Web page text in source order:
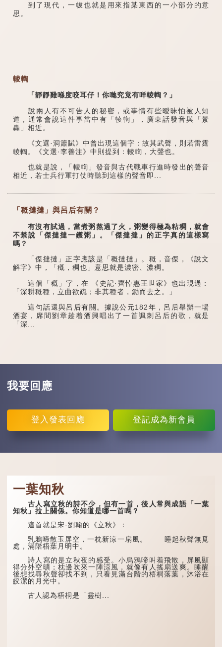
到了現代，一帗也就是用來指某東西的一小部分的意
思。
輘輷
「靜靜雞喺度咬耳仔！你哋究竟有咩輘輷？」
說兩人有不可告人的秘密，或事情有些曖昧怕被人知
道，通常會說這件事當中有「輘輷」，廣東話發音與「景
轟」相近。
《文選·洞簫賦》中曾出現這個字：故其武聲，則若雷霆
輘輷。《文選·李善注》中則提到：輘輷，大聲也。
也就是說，「輘輷」發音與古代戰車行進時發出的聲音
相近，若士兵行軍打仗時聽到這樣的聲音即...
「穊撻撻」與呂后有關？
有沒有試過，當煮粥熬過了火，粥變得極為粘稠，就會
不禁說「傑撻撻一鑊粥」。「傑撻撻」的正字真的這樣寫
嗎？
「傑撻撻」正字應該是「穊撻撻」。穊，音傑，《說文
解字》中，「穊，稠也」意思就是濃密、濃稠。
這個「穊」字，在 《史記·齊悼惠王世家》也出現過：
「深耕穊種，立曲欲疏；非其種者，鋤而去之。」
這句話還與呂后有關。據說公元182年，呂后舉辦一場
酒宴，席間劉章趁着酒興唱出了一首諷刺呂后的歌，就是
「深...
我要回應
登入 發表回應 登記成為新會員
一葉知秋
古人寫立秋的詩不少，但有一首，後人常與成語「一葉
知秋」拉上關係。你知道是哪一首嗎？
這首就是宋·劉翰的《立秋》：
乳鴉啼散玉屏空，一枕新涼一扇風。 睡起秋聲無覓
處，滿階梧葉月明中。
詩人寫的是立秋夜的感受。小烏鴉啼叫着飛散，屏風顯
得分外空曠；枕邊吹來一陣涼風，就像有人搖扇送爽。睡醒
後想找尋秋聲卻找不到，只看見滿台階的梧桐落葉，沐浴在
皎潔的月光中。
古人認為梧桐是「靈樹...